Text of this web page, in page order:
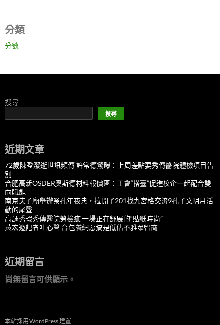
分類
分數
搜尋
搜尋
近期文章
72歲陳盈潔逝世訊頻傳 許常德驚曝：上周差點要秀傳醫院體檢項目告
別
合肥高新OSDER奧斯德材料報價區：工會“搭臺”促進校企一起配合雙
向賦能
南京夫子廟舉辦祭孔年夜典，拉開了201找九宮格交流9孔子文明月活
動的尾聲
高調秀瑕秀傳醫院勞檢疵 一場正在舒展的“貼紙時尚”
黃宏邀記者吐心聲 台包養網惡搞是低估不雅眾智商
近期留言
尚無留言可供顯示。
本站採用 WordPress 建置